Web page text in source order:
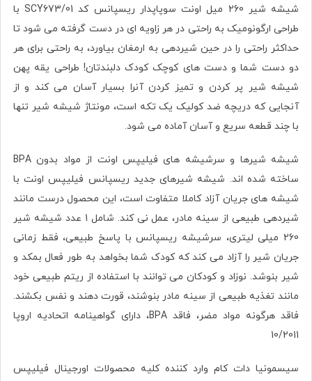
شیشه شیر 260 میل اونت سوپاپدار ریسپانس کد SCY673/01 با
طراحی ارگونومیک به راحتی در هر زاویه ای در دست گرفته می شود تا
حداکثر راحتی را در حین شیردهی به ارمغان بیاورد، به راحتی برای هر
دو دست شما و دست های کوچک کودک دلبندتان! طراحی یقه پهن
شیشه شیر پر کردن و تمیز کردن آنرا بسیار آسان می کند و از
آنجایی که دریچه ضد کولیک یک تکه است، مونتاژ شیشه شیر تنها
با چند قطعه سریع و آسان آماده می شود.
شیشه شیرها و سرشیشه های فیلیپس اونت از مواد بدون BPA
ساخته شده اند. شیشه شیرهای جدید ریسپانس فیلیپس اونت با
شیشه های جریان آزاد کاملا متفاوت است، این محصول درست مانند
شیردهی طبیعی از سینه مادر، عمل نی کند. شامل 1 عدد شیشه شیر
260 میلی لیتری، سرشیشه ریسپانس با پاسخ طبیعی، فقط زمانی
جریان شیر را آزاد می کند که کودک شما بخواهد به طور فعال بمکد و
شیر بنوشد. نوزاد و کودکان می توانند با استفاده از ریتم طبیعی خود
مانند تغذیه طبیعی از سینه مادر بنوشند، قورت دهند و نفس بکشند.
فاقد هرگونه مواد مضر، فاقد BPA، دارای گواهینامه اتحادیه اروپا
10/2011
سیسمونیا دات کام وارد کننده کلیه محصولات اورجینال فیلیپس